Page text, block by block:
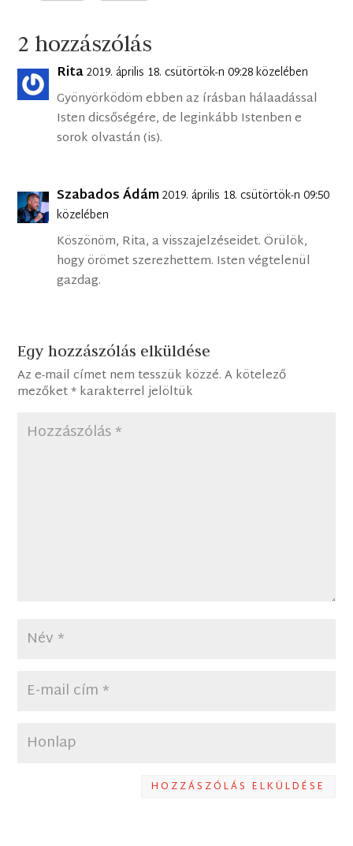
2 hozzászólás
Rita2019. április 18. csütörtök-n 09:28 közelében
Gyönyörködöm ebben az írásban hálaadással
Isten dicsőségére, de leginkább Istenben e
sorok olvastán (is).
Szabados Ádám2019. április 18. csütörtök-n 09:50
közelében
Köszönöm, Rita, a visszajelzéseidet. Örülök,
hogy örömet szerezhettem. Isten végtelenül
gazdag.
Egy hozzászólás elküldése
Az e-mail címet nem tesszük közzé. A kötelező
mezőket*karakterrel jelöltük
HOZZÁSZÓLÁS ELKÜLDÉSE